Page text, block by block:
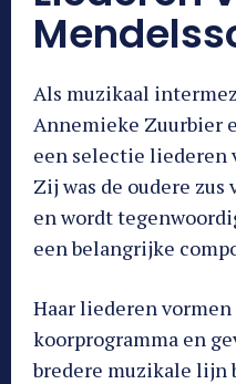
Als muzikaal
Annemieke Zuurbier
een selectie liederen
Zij was de oudere
en wordt
een belangrijke
Haar liederen
koorprogramma en
bredere muzikale lijn